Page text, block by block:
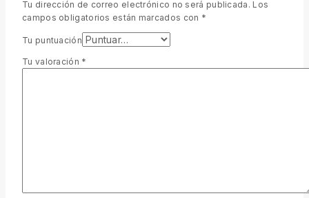
Tu dirección de correo electrónico no será publicada. Los
campos obligatorios están marcados con *
Tu puntuación
Tu valoración *